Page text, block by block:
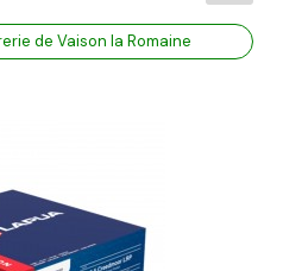
de Vaison la Romaine